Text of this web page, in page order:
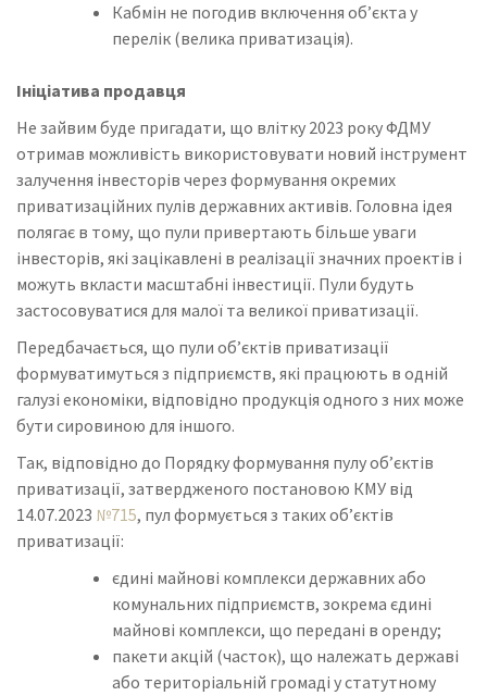
Кабмін не погодив включення об’єкта у
перелік (велика приватизація).
Ініціатива продавця
Не зайвим буде пригадати, що влітку 2023 року ФДМУ
отримав можливість використовувати новий інструмент
залучення інвесторів через формування окремих
приватизаційних пулів державних активів. Головна ідея
полягає в тому, що пули привертають більше уваги
інвесторів, які зацікавлені в реалізації значних проектів і
можуть вкласти масштабні інвестиції. Пули будуть
застосовуватися для малої та великої приватизації.
Передбачається, що пули об’єктів приватизації
формуватимуться з підприємств, які працюють в одній
галузі економіки, відповідно продукція одного з них може
бути сировиною для іншого.
Так, відповідно до Порядку формування пулу об’єктів
приватизації, затвердженого постановою КМУ від
14.07.2023 №715, пул формується з таких об’єктів
приватизації:
єдині майнові комплекси державних або
комунальних підприємств, зокрема єдині
майнові комплекси, що передані в оренду;
пакети акцій (часток), що належать державі
або територіальній громаді у статутному